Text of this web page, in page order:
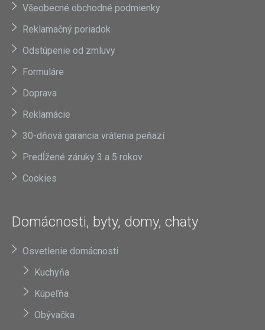
Všeobecné obchodné podmienky
Reklamačný poriadok
Odstúpenie od zmluvy
Formuláre
Doprava
Reklamácie
30-dňová garancia vrátenia peňazí
Predĺžené záruky 3 a 5 rokov
Cookies
Domácnosti, byty, domy, chaty
Osvetlenie domácnosti
Kuchyňa
Kúpeľňa
Obývačka